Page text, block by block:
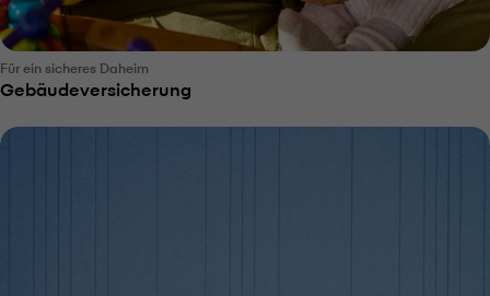
Für ein sicheres Daheim
Gebäudeversicherung